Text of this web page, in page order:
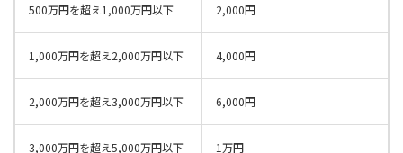
500万円を超え1,000万円以下 2,000円
1,000万円を超え2,000万円以下 4,000円
2,000万円を超え3,000万円以下 6,000円
3,000万円を超え5,000万円以下 1万円